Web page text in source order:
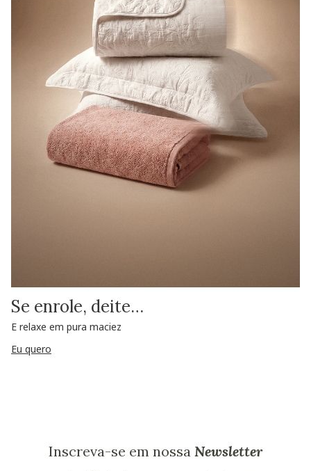
Se enrole, deite…
E relaxe em pura maciez
Eu quero
Inscreva-se em nossa Newsletter